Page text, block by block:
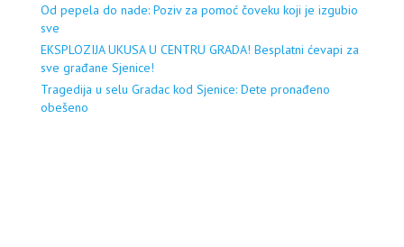
Od pepela do nade: Poziv za pomoć čoveku koji je izgubio
sve
EKSPLOZIJA UKUSA U CENTRU GRADA! Besplatni ćevapi za
sve građane Sjenice!
Tragedija u selu Gradac kod Sjenice: Dete pronađeno
obešeno